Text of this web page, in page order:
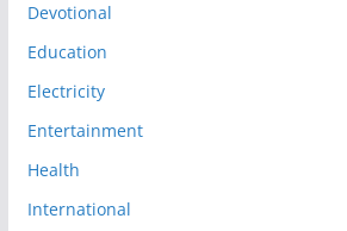
Devotional
Education
Electricity
Entertainment
Health
International